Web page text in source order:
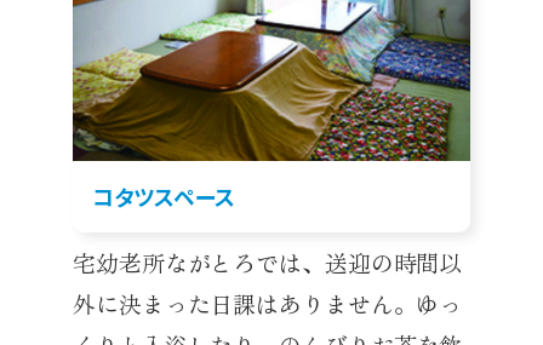
コタツスペース
宅幼老所ながとろでは、送迎の時間以
外に決まった日課はありません。ゆっ